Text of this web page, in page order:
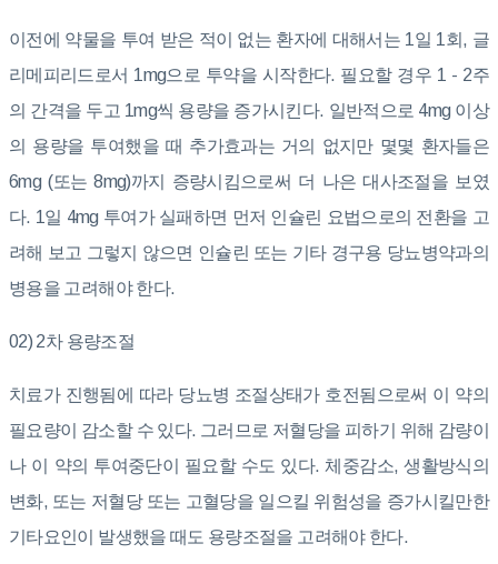
이전에 약물을 투여 받은 적이 없는 환자에 대해서는 1일 1회, 글
리메피리드로서 1mg으로 투약을 시작한다. 필요할 경우 1 - 2주
의 간격을 두고 1mg씩 용량을 증가시킨다. 일반적으로 4mg 이상
의 용량을 투여했을 때 추가효과는 거의 없지만 몇몇 환자들은
6mg (또는 8mg)까지 증량시킴으로써 더 나은 대사조절을 보였
다. 1일 4mg 투여가 실패하면 먼저 인슐린 요법으로의 전환을 고
려해 보고 그렇지 않으면 인슐린 또는 기타 경구용 당뇨병약과의
병용을 고려해야 한다.
02) 2차 용량조절
치료가 진행됨에 따라 당뇨병 조절상태가 호전됨으로써 이 약의
필요량이 감소할 수 있다. 그러므로 저혈당을 피하기 위해 감량이
나 이 약의 투여중단이 필요할 수도 있다. 체중감소, 생활방식의
변화, 또는 저혈당 또는 고혈당을 일으킬 위험성을 증가시킬만한
기타요인이 발생했을 때도 용량조절을 고려해야 한다.